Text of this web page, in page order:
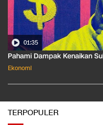
01:35
Pahami Dampak Kenaikan
Ekonomi
TERPOPULER